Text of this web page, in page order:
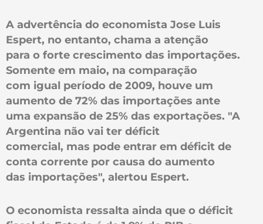
A advertência do economista Jose Luis
Espert, no entanto, chama a atenção
para o forte crescimento das importações.
Somente em maio, na comparação
com igual período de 2009, houve um
aumento de 72% das importações ante
uma expansão de 25% das exportações. "A
Argentina não vai ter déficit
comercial, mas pode entrar em déficit de
conta corrente por causa do aumento
das importações", alertou Espert.
O economista ressalta ainda que o déficit